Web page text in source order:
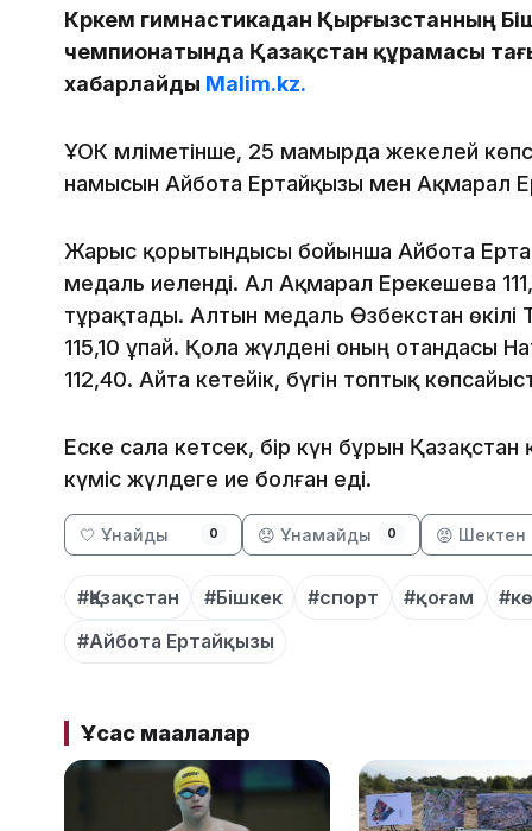
Көркем гимнастикадан Қырғызстанның
чемпионатында Қазақстан құрамасы
хабарлайды Malim.kz.
ҰОК мәліметінше, 25 мамырда жекелей
намысын Айбота Ертайқызы мен Ақмарал
Жарыс қорытындысы бойынша Айбота
медаль иеленді. Ал Ақмарал Ерекешева
тұрақтады. Алтын медаль Өзбекстан
115,10 ұпай. Қола жүлдені оның отандасы
112,40. Айта кетейік, бүгін топтық
Еске сала кетсек, бір күн бұрын
күміс жүлдеге ие болған еді.
🤍 Ұнайды 0 😞 Ұнамайды 0 😡 Шектен
#Қазақстан #Бішкек #спорт #қоғам
#Айбота Ертайқызы
Ұқсас мақалалар